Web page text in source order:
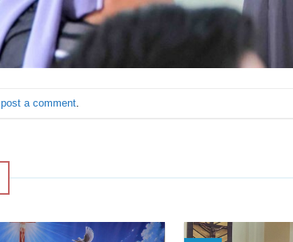
post a comment